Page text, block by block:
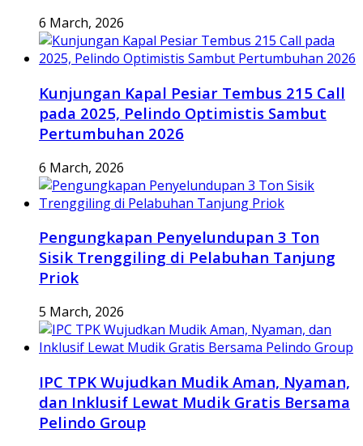
6 March, 2026
Kunjungan Kapal Pesiar Tembus 215 Call
pada 2025, Pelindo Optimistis Sambut
Pertumbuhan 2026
6 March, 2026
Pengungkapan Penyelundupan 3 Ton
Sisik Trenggiling di Pelabuhan Tanjung
Priok
5 March, 2026
IPC TPK Wujudkan Mudik Aman, Nyaman,
dan Inklusif Lewat Mudik Gratis Bersama
Pelindo Group